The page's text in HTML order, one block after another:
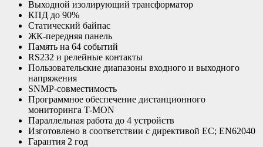
Выходной изолирующий трансформатор
КПД до 90%
Статический байпас
ЖК-передняя панель
Память на 64 событий
RS232 и релейные контакты
Пользовательские диапазоны входного и выходного
напряжения
SNMP-совместимость
Программное обеспечение дистанционного
мониторинга T-MON
Параллельная работа до 4 устройств
Изготовлено в соответствии с директивой ЕС; EN62040
Гарантия 2 год